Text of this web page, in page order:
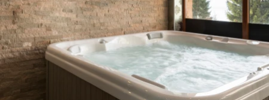
Accueil
Une
02 47 65 02